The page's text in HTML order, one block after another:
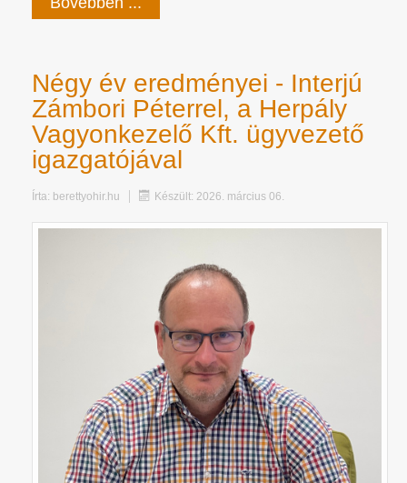
Négy év eredményei - Interjú
Zámbori Péterrel, a Herpály
Vagyonkezelő Kft. ügyvezető
igazgatójával
Írta: berettyohir.hu Készült: 2026. március 06.